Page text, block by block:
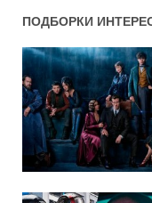
ПОДБОРКИ